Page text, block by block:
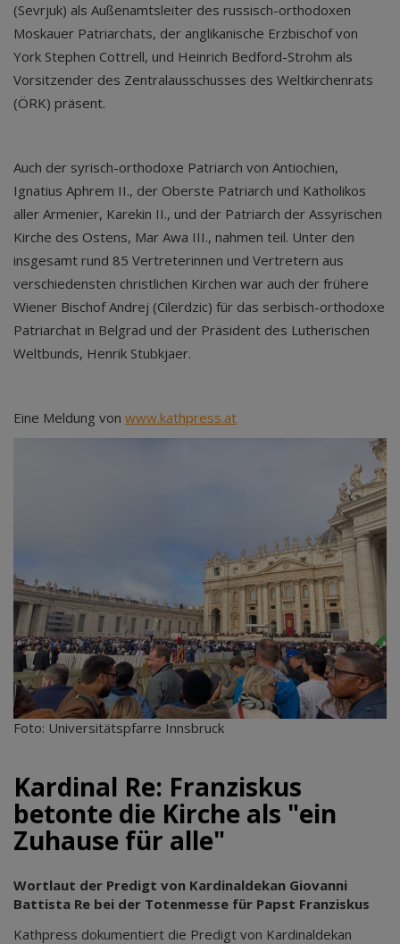
(Sevrjuk) als Außenamtsleiter des russisch-orthodoxen
Moskauer Patriarchats, der anglikanische Erzbischof von
York Stephen Cottrell, und Heinrich Bedford-Strohm als
Vorsitzender des Zentralausschusses des Weltkirchenrats
(ÖRK) präsent.
Auch der syrisch-orthodoxe Patriarch von Antiochien,
Ignatius Aphrem II., der Oberste Patriarch und Katholikos
aller Armenier, Karekin II., und der Patriarch der Assyrischen
Kirche des Ostens, Mar Awa III., nahmen teil. Unter den
insgesamt rund 85 Vertreterinnen und Vertretern aus
verschiedensten christlichen Kirchen war auch der frühere
Wiener Bischof Andrej (Cilerdzic) für das serbisch-orthodoxe
Patriarchat in Belgrad und der Präsident des Lutherischen
Weltbunds, Henrik Stubkjaer.
Eine Meldung von www.kathpress.at
Foto: Universitätspfarre Innsbruck
Kardinal Re: Franziskus
betonte die Kirche als "ein
Zuhause für alle"
Wortlaut der Predigt von Kardinaldekan Giovanni
Battista Re bei der Totenmesse für Papst Franziskus
Kathpress dokumentiert die Predigt von Kardinaldekan